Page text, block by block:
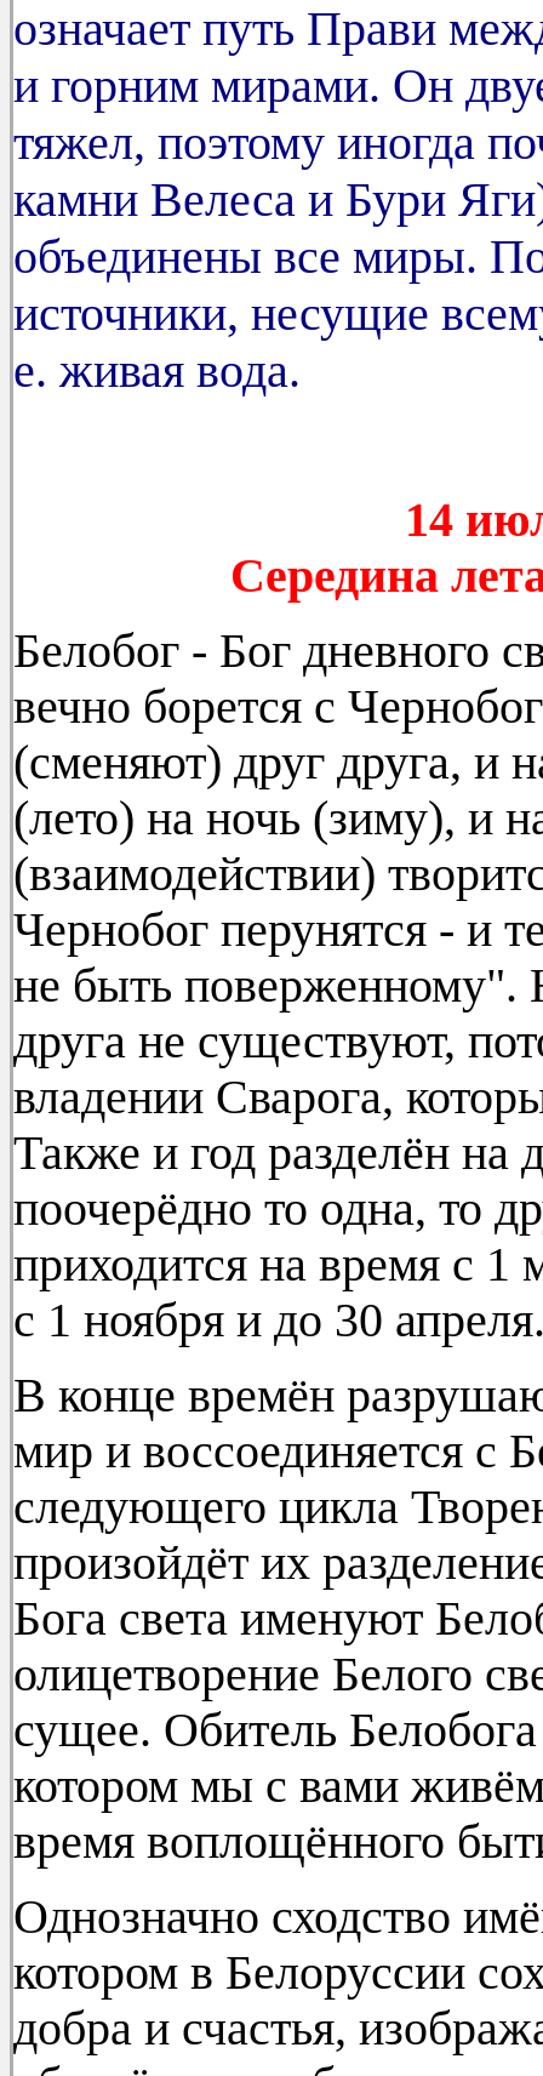
означает путь Прави
и горним мирами. Он
тяжел, поэтому иногда
камни Велеса и Бури
объединены все миры.
источники, несущие
е. живая вода.
14
Середина
Белобог - Бог дневного
вечно борется с
(сменяют) друг друга, и
(лето) на ночь (зиму), и
(взаимодействии)
Чернобог перунятся - и
не быть поверженному".
друга не существуют,
владении Сварога,
Также и год разделён на
поочерёдно то одна, то
приходится на время с 1
с 1 ноября и до 30
В конце времён
мир и воссоединяется с
следующего цикла
произойдёт их
Бога света именуют
олицетворение Белого
сущее. Обитель
котором мы с вами
время воплощённого
Однозначно сходство
котором в Белоруссии
добра и счастья,